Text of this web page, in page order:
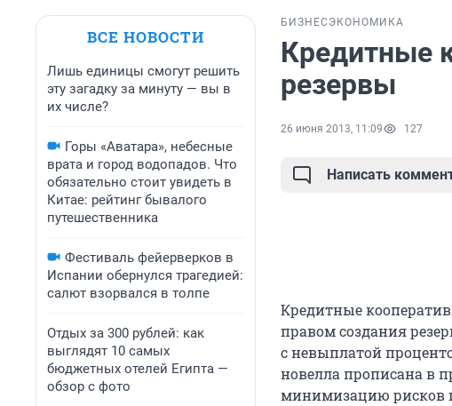
ВСЕ НОВОСТИ
Лишь единицы смогут решить
эту загадку за минуту — вы в
их числе?
Горы «Аватара», небесные
врата и город водопадов. Что
обязательно стоит увидеть в
Китае: рейтинг бывалого
путешественника
Фестиваль фейерверков в
Испании обернулся трагедией:
салют взорвался в толпе
Отдых за 300 рублей: как
выглядят 10 самых
бюджетных отелей Египта —
обзор с фото
БИЗНЕС ЭКОНОМИКА
Кредитные
резервы
26 июня 2013, 11:09 127
Написать
Кредитные
правом создания
с невыплатой
новелла прописана в
минимизацию рисков